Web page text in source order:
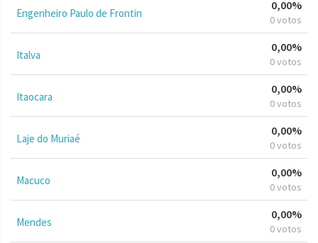
Engenheiro Paulo de Frontin
0,00%
0 votos
Italva
0,00%
0 votos
Itaocara
0,00%
0 votos
Laje do Muriaé
0,00%
0 votos
Macuco
0,00%
0 votos
Mendes
0,00%
0 votos